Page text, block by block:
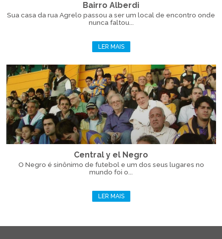
Bairro Alberdi
Sua casa da rua Agrelo passou a ser um local de encontro onde
nunca faltou...
LER MAIS
Central y el Negro
O Negro é sinônimo de futebol e um dos seus lugares no
mundo foi o...
LER MAIS